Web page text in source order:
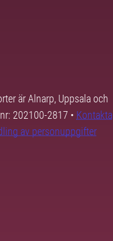
är Alnarp, Uppsala och
202100-2817 • Kontakta
av personuppgifter